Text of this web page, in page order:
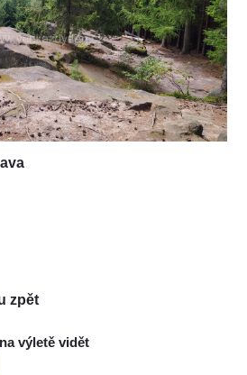
zpět
výletě vidět